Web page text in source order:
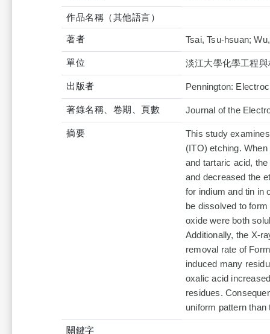
作品名稱（其他語言）
著者 Tsai, Tsu-hsuan;
單位 淡江大學化學工程
出版者 Pennington:
著錄名稱、卷期、頁數 Journal of the
摘要
This study
(ITO) etching.
and tartaric acid,
and decreased the
for indium and tin in
be dissolved to
oxide were both
Additionally, the X-
removal rate of
induced many
oxalic acid
residues.
uniform pattern
關鍵字